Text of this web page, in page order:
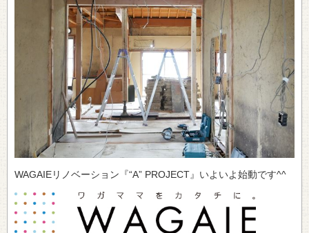
WAGAIEリノベーション『“A” PROJECT』いよいよ始動です^^